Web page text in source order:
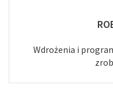
Wdrożenia i